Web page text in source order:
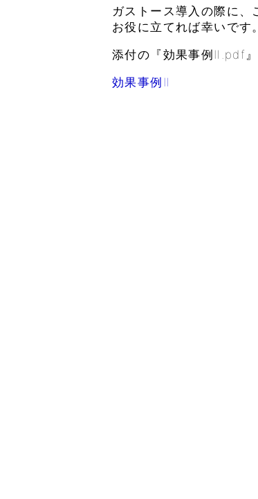
ガストース導入の際に、
お役に立てれば幸いです。
添付の『効果事例Ⅱ.pdf』
効果事例Ⅱ